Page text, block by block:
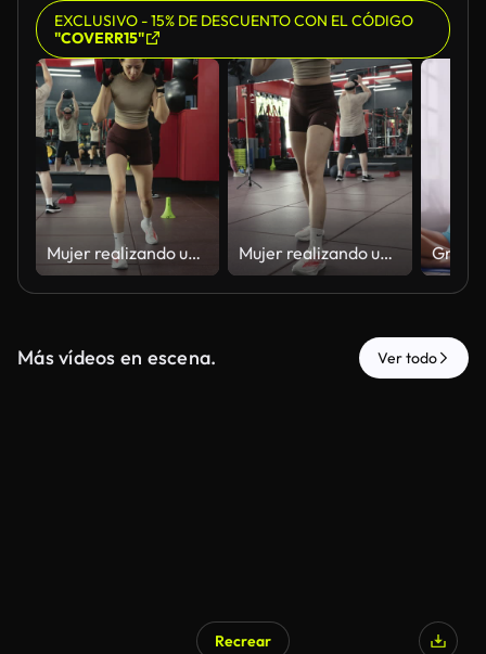
EXCLUSIVO - 15% DE DESCUENTO CON EL CÓDIGO
"COVERR15"
Mujer realizando una zancada con barra con peso en el gimnasio Mujer realizando una zancada con barra con peso en el gimnasio
Más vídeos en escena. Ver todo
Recrear